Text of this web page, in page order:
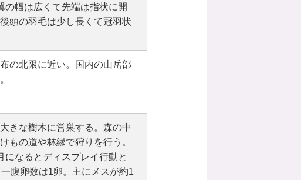
の幅は広くて先端は指状に開
頭の羽毛は少し長くて冠羽状
の北限に近い。国内の山岳部
きな樹木に営巣する。森の中
もの道や林縁で狩りを行う。
なるとディスプレイ行動と
腹卵数は1卵。主にメスが約1